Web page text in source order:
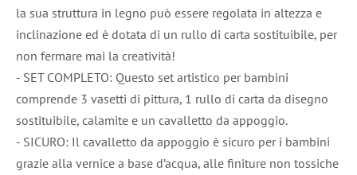
la sua struttura in legno può essere regolata in altezza e
inclinazione ed è dotata di un rullo di carta sostituibile, per
non fermare mai la creatività!
- SET COMPLETO: Questo set artistico per bambini
comprende 3 vasetti di pittura, 1 rullo di carta da disegno
sostituibile, calamite e un cavalletto da appoggio.
- SICURO: Il cavalletto da appoggio è sicuro per i bambini
grazie alla vernice a base d’acqua, alle finiture non tossiche